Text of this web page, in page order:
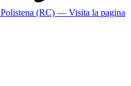
Polistena (RC) — Visita la pagina